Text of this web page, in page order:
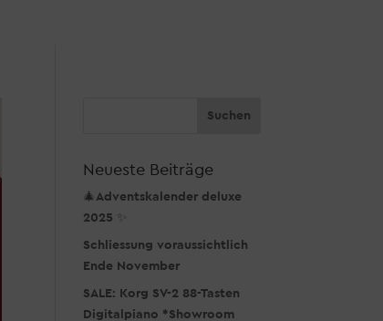
Neueste Beiträge
🎄Adventskalender deluxe
2025 ✨
Schliessung voraussichtlich
Ende November
SALE: Korg SV-2 88-Tasten
Digitalpiano *Showroom